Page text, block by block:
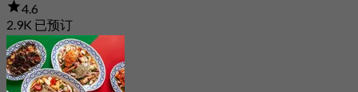
4.6
2.9K 已预订
起฿ 699